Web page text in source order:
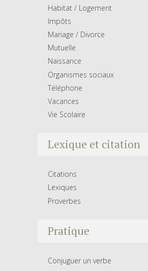
Habitat / Logement
Impôts
Mariage / Divorce
Mutuelle
Naissance
Organismes sociaux
Téléphone
Vacances
Vie Scolaire
Lexique et citation
Citations
Lexiques
Proverbes
Pratique
Conjuguer un verbe